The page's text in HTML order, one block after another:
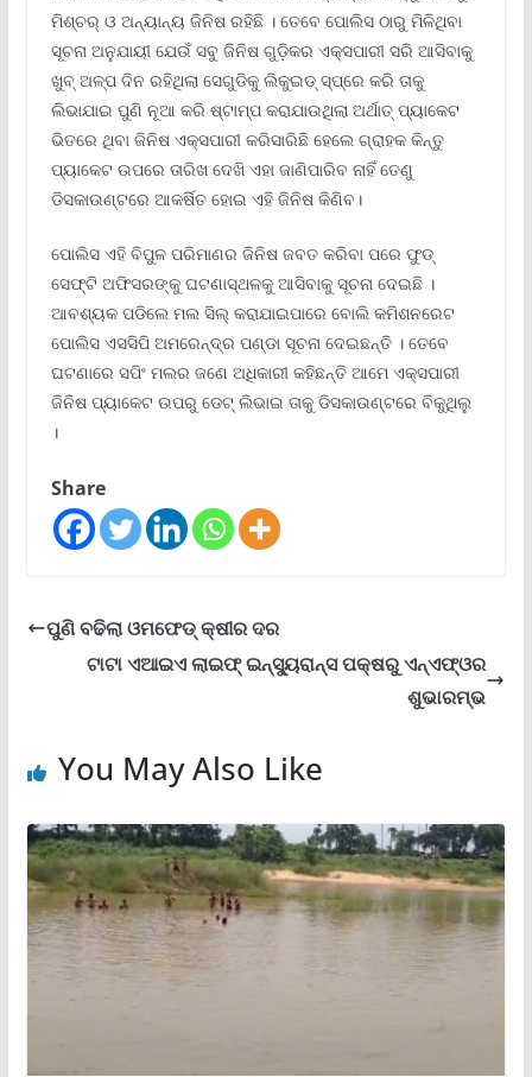
ମିଶ୍ଚର୍ ଓ ଅନ୍ୟାନ୍ୟ ଜିନିଷ ରହିଛି । ତେବେ ପୋଲିସ ଠାରୁ ମିଳିଥିବା
ସୂଚନା ଅନୁଯାୟୀ ଯେଉଁ ସବୁ ଜିନିଷ ଗୁଡ଼ିକର ଏକ୍ସପାରୀ ସରି ଆସିବାକୁ
ଖୁବ୍ ଅଳ୍ପ ଦିନ ରହିଥିଲା ସେଗୁଡିକୁ ଲିକୁଇଡ୍ ସ୍ପ୍ରେ କରି ତାକୁ
ଲିଭାଯାଇ ପୁଣି ନୂଆ କରି ଷ୍ଟାମ୍ପ କରାଯାଉଥିଲା ଅର୍ଥାତ୍ ପ୍ୟାକେଟ
ଭିତରେ ଥିବା ଜିନିଷ ଏକ୍ସପାରୀ କରିସାରିଛି ହେଲେ ଗ୍ରାହକ କିନ୍ତୁ
ପ୍ୟାକେଟ ଉପରେ ତାରିଖ ଦେଖି ଏହା ଜାଣିପାରିବ ନାହିଁ ତେଣୁ
ଡିସକାଉଣ୍ଟରେ ଆକର୍ଷିତ ହୋଇ ଏହି ଜିନିଷ କିଣିବ।
ପୋଲିସ ଏହି ବିପୁଳ ପରିମାଣର ଜିନିଷ ଜବତ କରିବା ପରେ ଫୁଡ୍
ସେଫ୍ଟି ଅଫିସରଙ୍କୁ ଘଟଣାସ୍ଥଳକୁ ଆସିବାକୁ ସୂଚନା ଦେଇଛି ।
ଆବଶ୍ୟକ ପଡିଲେ ମଲ ସିଲ୍ କରାଯାଇପାରେ ବୋଲି କମିଶନରେଟ
ପୋଲିସ ଏସସିପି ଅମରେନ୍ଦ୍ର ପଣ୍ଡା ସୂଚନା ଦେଇଛନ୍ତି । ତେବେ
ଘଟଣାରେ ସପିଂ ମଲର ଜଣେ ଅଧିକାରୀ କହିଛନ୍ତି ଆମେ ଏକ୍ସପାରୀ
ଜିନିଷ ପ୍ୟାକେଟ ଉପରୁ ଡେଟ୍ ଲିଭାଇ ତାକୁ ଡିସକାଉଣ୍ଟରେ ବିକୁଥିଲୁ
।
Share
ପୁଣି ବଢିଲା ଓମଫେଡ୍‌ କ୍ଷୀର ଦର
ଟାଟା ଏଆଇଏ ଲାଇଫ୍ ଇନ୍‌ସ୍ୟୁରାନ୍ସ ପକ୍ଷରୁ ଏନ୍‌ଏଫ୍‌ଓର
ଶୁଭାରମ୍ଭ
You May Also Like